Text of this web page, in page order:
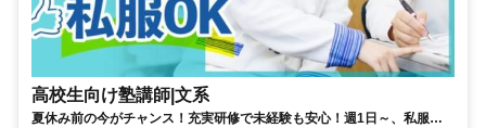
高校生向け塾講師|文系
夏休み前の今がチャンス！充実研修で未経験も安心！週1日～、私服